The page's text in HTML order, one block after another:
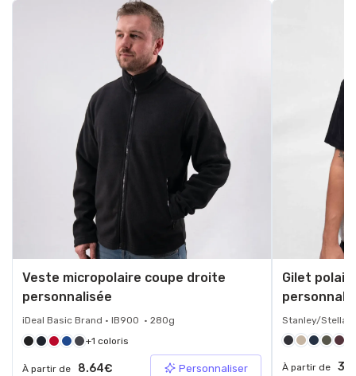
Veste micropolaire coupe droite
personnalisée
iDeal Basic Brand • IB900 • 280g
+1 coloris
À partir de 8.64€ Personnaliser
Gilet
Stanley/Stella
À partir de